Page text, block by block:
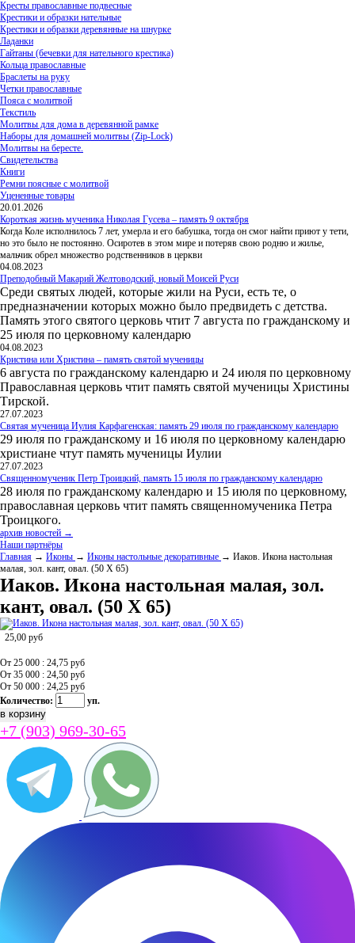
Кресты православные подвесные
Крестики и образки нательные
Крестики и образки деревянные на шнурке
Ладанки
Гайтаны (бечевки для нательного крестика)
Кольца православные
Браслеты на руку
Четки православные
Пояса с молитвой
Текстиль
Молитвы для дома в деревянной рамке
Наборы для домашней молитвы (Zip-Lock)
Молитвы на бересте.
Свидетельства
Книги
Ремни поясные с молитвой
Уцененные товары
20.01.2026
Короткая жизнь мученика Николая Гусева – память 9 октября
Когда Коле исполнилось 7 лет, умерла и его бабушка, тогда он смог найти приют у тети,
но это было не постоянно. Осиротев в этом мире и потеряв свою родню и жилье,
мальчик обрел множество родственников в церкви
04.08.2023
Преподобный Макарий Желтоводский, новый Моисей Руси
Среди святых людей, которые жили на Руси, есть те, о
предназначении которых можно было предвидеть с детства.
Память этого святого церковь чтит 7 августа по гражданскому и
25 июля по церковному календарю
04.08.2023
Кристина или Христина – память святой мученицы
6 августа по гражданскому календарю и 24 июля по церковному
Православная церковь чтит память святой мученицы Христины
Тирской.
27.07.2023
Святая мученица Иулия Карфагенская: память 29 июля по гражданскому календарю
29 июля по гражданскому и 16 июля по церковному календарю
христиане чтут память мученицы Иулии
27.07.2023
Священномученик Петр Троицкий, память 15 июля по гражданскому календарю
28 июля по гражданскому календарю и 15 июля по церковному,
православная церковь чтит память священномученика Петра
Троицкого.
архив новостей →
Наши партнёры
Главная → Иконы → Иконы настольные декоративные → Иаков. Икона настольная
малая, зол. кант, овал. (50 Х 65)
Иаков. Икона настольная малая, зол.
кант, овал. (50 Х 65)
25,00 руб
От 25 000 : 24,75 руб
От 35 000 : 24,50 руб
От 50 000 : 24,25 руб
Количество:
уп.
+7 (903) 969-30-65